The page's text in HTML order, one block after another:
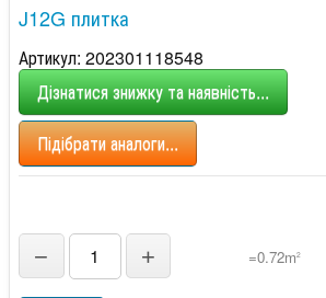
J12G плитка
Артикул: 202301118548
Дізнатися знижку та наявність...
Підібрати аналоги...
− + =0.72m2